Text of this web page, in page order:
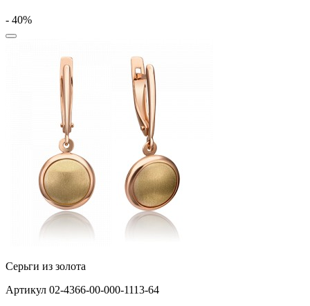
- 40%
Серьги из золота
Артикул 02-4366-00-000-1113-64